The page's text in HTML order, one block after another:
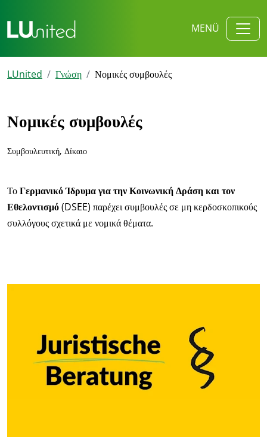
MENÜ
LUnited Γνώση Νομικές συμβουλές
Νομικές συμβουλές
Συμβουλευτική, Δίκαιο
ΤοΓερμανικό Ίδρυμα για την Κοινωνική Δράση και τον
Εθελοντισμό(DSEE) παρέχει συμβουλές σε μη κερδοσκοπικούς
συλλόγους σχετικά με νομικά θέματα.